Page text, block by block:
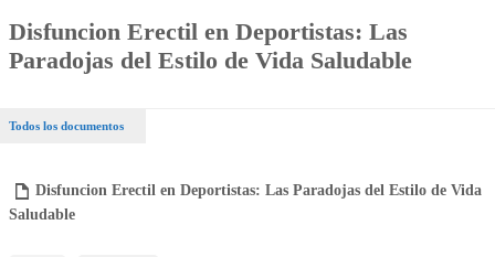
Disfuncion Erectil en Deportistas: Las
Paradojas del Estilo de Vida Saludable
Todos los documentos
Disfuncion Erectil en Deportistas: Las Paradojas del Estilo de Vida
Saludable